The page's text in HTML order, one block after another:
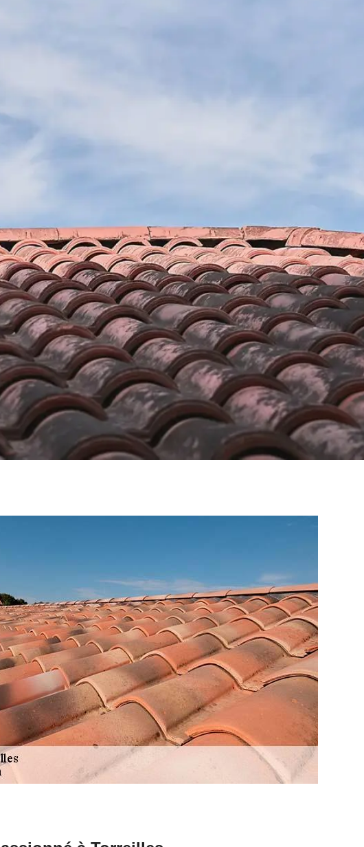
Brun renovation
parfaitement conforme aux
à une entreprise de couverture
pouvons installer la toiture de
complètement étanche,
sont en mesure de
en pente et une toiture-terrasse,
Nos experts peuvent aussi mettre
choix : ardoise, tuiles, bac acier,
Devis couvreur gratuit
Peu importe vos demandes et besoins en
66440, nos artisans couvreurs peuvent s’en
pour avoir connaissances des travaux à
engager, de la durée de l’intervention ; vous
demande de devis couvreur, sachez que c’est
engagement de votre part. Une réponse claire
demande de devis vous parviendra dans les
confiance à notre entreprise de couverture
fournir des travaux à la hauteur de vos